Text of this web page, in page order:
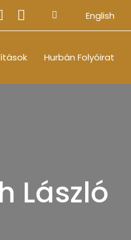
English
Hurbán Folyóirat
László